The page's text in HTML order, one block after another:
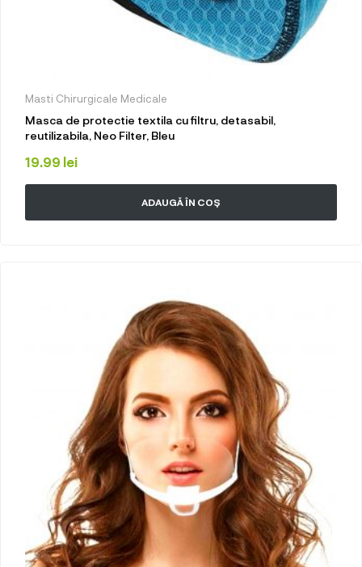
Masti Chirurgicale Medicale
Masca de protectie textila cu filtru, detasabil,
reutilizabila, Neo Filter, Bleu
19.99 lei
ADAUGĂ ÎN COȘ